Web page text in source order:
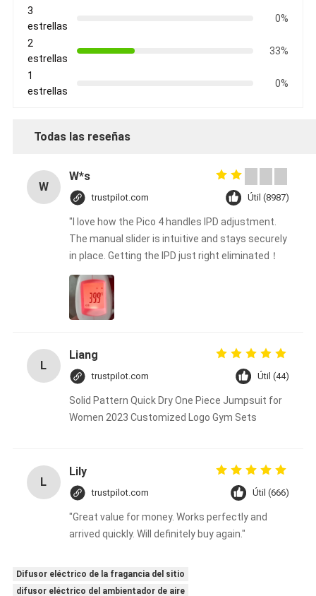
3
estrellas
0%
2
estrellas
33%
1
estrellas
0%
Todas las reseñas
W
W*s
trustpilot.com Útil (8987)
"I love how the Pico 4 handles IPD adjustment.
The manual slider is intuitive and stays securely
in place. Getting the IPD just right eliminated！
L
Liang
trustpilot.com Útil (44)
Solid Pattern Quick Dry One Piece Jumpsuit for
Women 2023 Customized Logo Gym Sets
L
Lily
trustpilot.com Útil (666)
"Great value for money. Works perfectly and
arrived quickly. Will definitely buy again."
Difusor eléctrico de la fragancia del sitio
difusor eléctrico del ambientador de aire